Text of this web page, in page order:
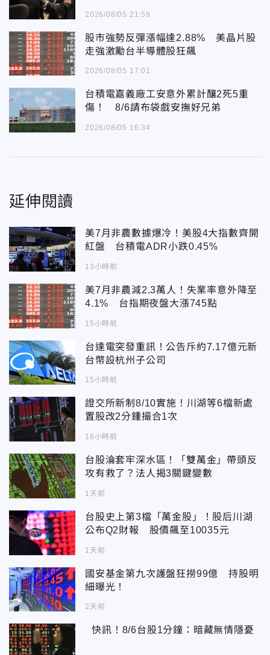
2026/08/05 21:59
股市強勢反彈漲幅達2.88% 美晶片股
走強激勵台半導體股狂飆
2026/08/05 17:01
台積電嘉義廠工安意外累計釀2死5重
傷！ 8/6請布袋戲安撫好兄弟
2026/08/05 16:34
延伸閱讀
美7月非農數據爆冷！美股4大指數齊開
紅盤 台積電ADR小跌0.45%
13小時前
美7月非農減2.3萬人！失業率意外降至
4.1% 台指期夜盤大漲745點
15小時前
台達電突發重訊！公告斥約7.17億元新
台幣設杭州子公司
15小時前
證交所新制8/10實施！川湖等6檔新處
置股改2分鍾撮合1次
16小時前
台股淪套牢深水區！「雙萬金」帶頭反
攻有救了？法人揭3關鍵變數
1天前
台股史上第3檔「萬金股」！股后川湖
公布Q2財報 股價飆至10035元
1天前
國安基金第九次護盤狂撈99億 持股明
細曝光！
2天前
快訊！8/6台股1分鐘：暗藏無情隱憂